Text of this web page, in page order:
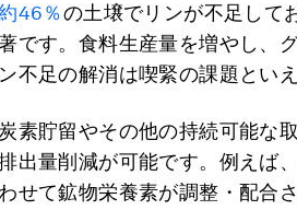
46％の土壌でリンが不足して
です。食料生産量を増やし、
不足の解消は喫緊の課題とい
素貯留やその他の持続可能な
出量削減が可能です。例えば
せて鉱物栄養素が調整・配合